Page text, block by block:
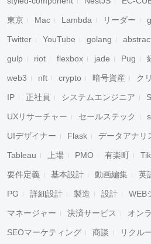
東京 Mac Lambda リーダー
Twitter YouTube golang
gulp riot flexbox jade Pug
web3 nft crypto 暗号資産 ク
IP 正社員 システムエンジニア
UXリサーチャー セールステック
UIデザイナー Flask データアナリ
Tableau 上場 PMO 有楽町
要件定義 基本設計 動画編集 英
PG 詳細設計 製造 設計 WEB
マネージャー 決済サービス オン
SEOマーケティング 商談 リクル